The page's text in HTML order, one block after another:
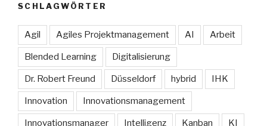
SCHLAGWÖRTER
Agil Agiles Projektmanagement AI Arbeit
Blended Learning Digitalisierung
Dr. Robert Freund Düsseldorf hybrid IHK
Innovation Innovationsmanagement
Innovationsmanager Intelligenz Kanban KI